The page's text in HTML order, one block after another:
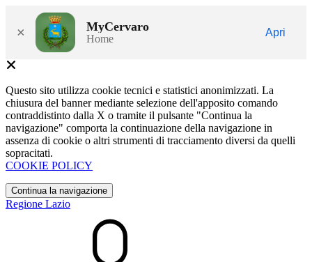
× MyCervaro
Home
Apri
Questo sito utilizza cookie tecnici e statistici anonimizzati. La
chiusura del banner mediante selezione dell'apposito comando
contraddistinto dalla X o tramite il pulsante "Continua la
navigazione" comporta la continuazione della navigazione in
assenza di cookie o altri strumenti di tracciamento diversi da quelli
sopracitati.
COOKIE POLICY
Continua la navigazione
Regione Lazio